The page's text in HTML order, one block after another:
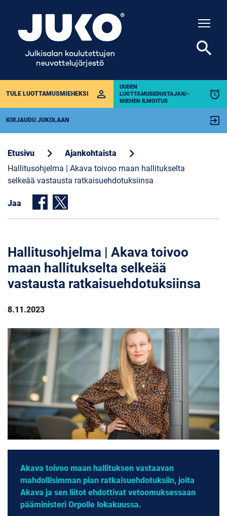
TULE LUOTTAMUSMIEHEKSI perm_identity
UUDEN
LUOTTAMUSEDUSTAJAN/-
MIEHEN ILMOITUS
alarm
KIRJAUDU JUKOLAAN exit_to_app
search
Etusivu chevron_right Ajankohtaista chevron_right
Hallitusohjelma | Akava toivoo maan hallitukselta
selkeää vastausta ratkaisuehdotuksiinsa
Jaa
Hallitusohjelma | Akava toivoo
maan hallitukselta selkeää
vastausta ratkaisuehdotuksiinsa
8.11.2023
Akava toivoo maan hallituksen vastaavan
mahdollisimman pian ratkaisuehdotuksiin, joita
Akava ja sen liitot ehdottivat vetoomuksessaan
pääministeri Orpolle lokakuussa.